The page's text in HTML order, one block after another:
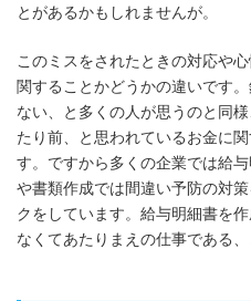
とがあるかもしれませんが。
このミスをされたときの対応や
関することかどうかの違いです
ない、と多くの人が思うのと同
たり前、と思われているお金に
す。ですから多くの企業では給
や書類作成では間違い予防の対
クをしています。給与明細書を
なくてあたりまえの仕事である